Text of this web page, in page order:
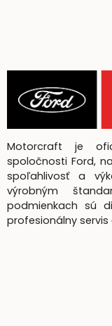
Motorcraft je
spoločnosti Ford,
spoľahlivosť a
výrobným
podmienkach sú
profesionálny